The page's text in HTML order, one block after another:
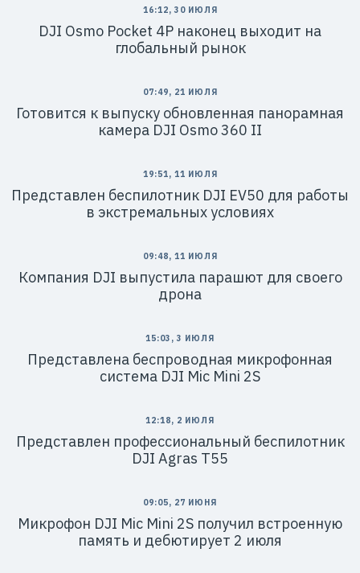
16:12, 30 ИЮЛЯ
DJI Osmo Pocket 4P наконец выходит на
глобальный рынок
07:49, 21 ИЮЛЯ
Готовится к выпуску обновленная панорамная
камера DJI Osmo 360 II
19:51, 11 ИЮЛЯ
Представлен беспилотник DJI EV50 для работы
в экстремальных условиях
09:48, 11 ИЮЛЯ
Компания DJI выпустила парашют для своего
дрона
15:03, 3 ИЮЛЯ
Представлена беспроводная микрофонная
система DJI Mic Mini 2S
12:18, 2 ИЮЛЯ
Представлен профессиональный беспилотник
DJI Agras T55
09:05, 27 ИЮНЯ
Микрофон DJI Mic Mini 2S получил встроенную
память и дебютирует 2 июля